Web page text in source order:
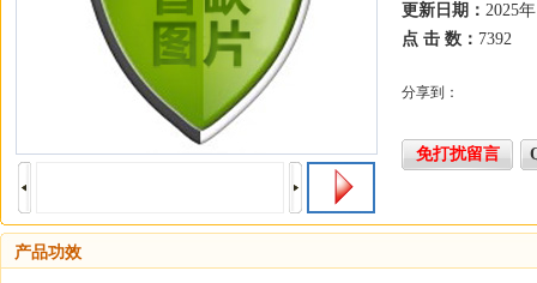
更新日期： 2025
点 击 数： 7392
分享到：
免打扰留言
产品功效